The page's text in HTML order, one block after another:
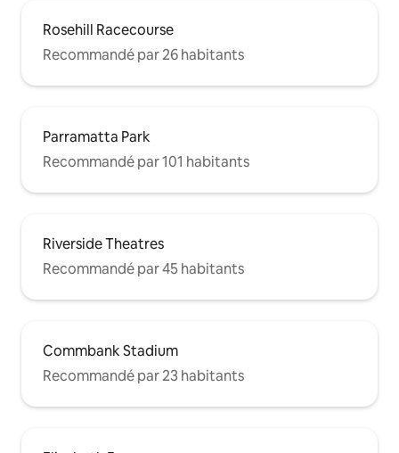
Rosehill Racecourse
Recommandé par 26 habitants
Parramatta Park
Recommandé par 101 habitants
Riverside Theatres
Recommandé par 45 habitants
Commbank Stadium
Recommandé par 23 habitants